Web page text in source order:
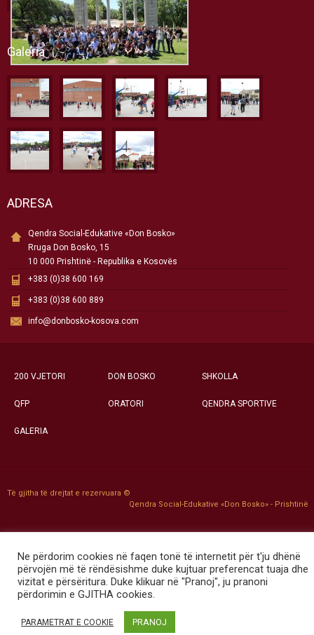
Galeria
ADRESA
Qendra Social-Edukative «Don Bosko»
Rruga Don Bosko, 15
10 000 Prishtinë - Republika e Kosovës
+383 (0)38 600 169
+383 (0)38 600 889
info@donbosko-kosova.com
200 VJETORI DON BOSKO SHKOLLA
QFP ORATORI QENDRA SPORTIVE
GALERIA
Të gjitha të drejtat e rezervuara ©
Qendra Social-Edukative «Don Bosko» - Prishtinë
Ne përdorim cookies në faqen tonë të internetit për t'ju dhënë
përvojën më të rëndësishme duke kujtuar preferencat tuaja dhe
vizitat e përsëritura. Duke klikuar në "Pranoj", ju pranoni
përdorimin e GJITHA cookies.
PARAMETRAT E COOKIE PRANOJ